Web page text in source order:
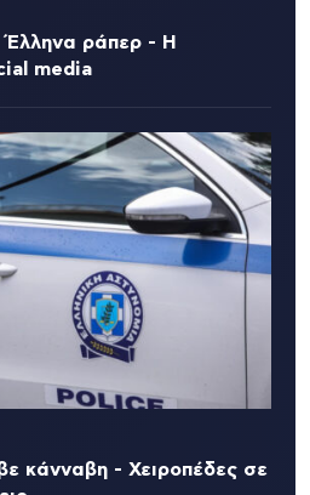
Έλληνα ράπερ - Η
media
κάνναβη - Χειροπέδες σε